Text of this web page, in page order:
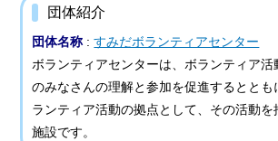
団体紹介
団体名称 :すみだボランティアセンター
ボランティアセンターは、ボランティア活
のみなさんの理解と参加を促進するととも
ランティア活動の拠点として、その活動を
施設です。